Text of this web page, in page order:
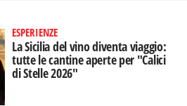
ESPERIENZE
La Sicilia del vino diventa viaggio:
tutte le cantine aperte per "Calici
di Stelle 2026"